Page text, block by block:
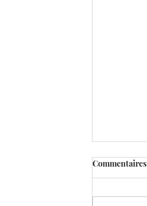
Commentaires